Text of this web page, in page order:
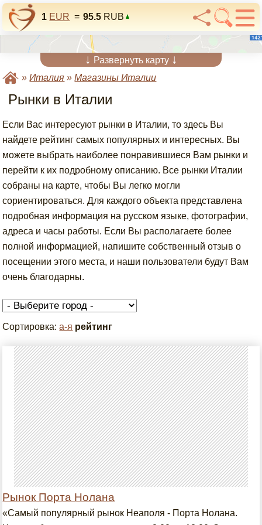
1 EUR = 95.5 RUB
↓ Развернуть карту ↓
»Италия »Магазины Италии
Рынки в Италии
Если Вас интересуют рынки в Италии, то здесь Вы
найдете рейтинг самых популярных и интересных. Вы
можете выбрать наиболее понравившиеся Вам рынки и
перейти к их подробному описанию. Все рынки Италии
собраны на карте, чтобы Вы легко могли
сориентироваться. Для каждого объекта представлена
подробная информация на русском языке, фотографии,
адреса и часы работы. Если Вы располагаете более
полной информацией, напишите собственный отзыв о
посещении этого места, и наши пользователи будут Вам
очень благодарны.
Сортировка:а-я рейтинг
Рынок Порта Нолана
«Самый популярный рынок Неаполя - Порта Нолана.